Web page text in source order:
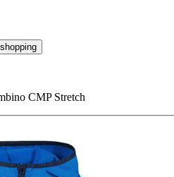
CMP Stretch